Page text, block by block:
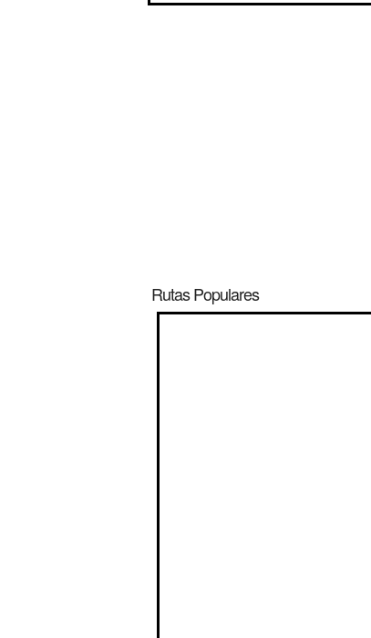
Rutas Populares